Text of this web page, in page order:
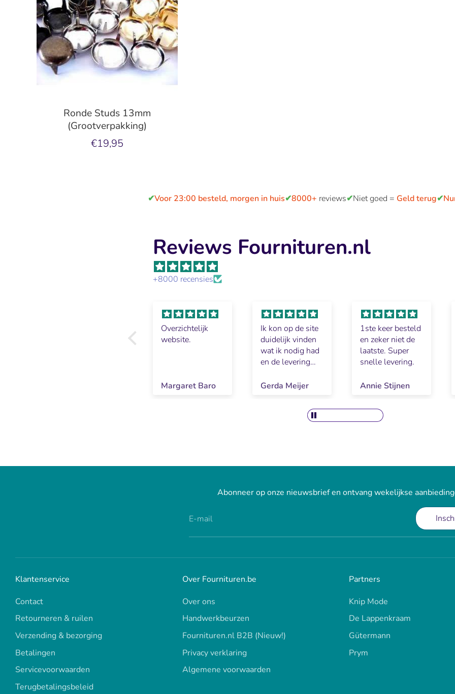
Ronde Studs 13mm
(Grootverpakking)
€19,95
✔Voor 23:00 besteld, morgen in huis✔8000+ reviews✔Niet goed = Geld terug✔
Reviews Fournituren.nl
+8000 recensies
Overzichtelijk
website.
Margaret Baro
Ik kon op de site
duidelijk vinden
wat ik nodig had
en de levering
goed.
Gerda Meijer
1ste keer besteld
en zeker niet de
laatste. Super
snelle levering.
Annie Stijnen
Abonneer op onze nieuwsbrief en ontvang wekelijkse
E-mail
Klantenservice
Contact
Retourneren & ruilen
Verzending & bezorging
Betalingen
Servicevoorwaarden
Terugbetalingsbeleid
Over Fournituren.be
Over ons
Handwerkbeurzen
Fournituren.nl B2B (Nieuw!)
Privacy verklaring
Algemene voorwaarden
Partners
Knip Mode
De Lappenkraam
Gütermann
Prym